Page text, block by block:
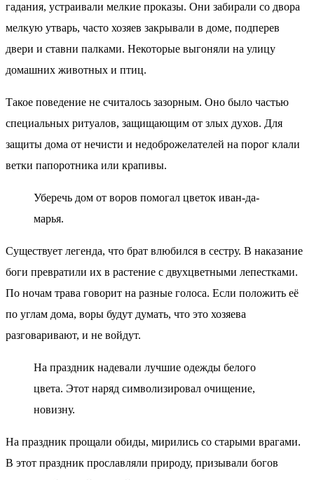
гадания, устраивали мелкие проказы. Они забирали со двора
мелкую утварь, часто хозяев закрывали в доме, подперев
двери и ставни палками. Некоторые выгоняли на улицу
домашних животных и птиц.
Такое поведение не считалось зазорным. Оно было частью
специальных ритуалов, защищающим от злых духов. Для
защиты дома от нечисти и недоброжелателей на порог клали
ветки папоротника или крапивы.
Уберечь дом от воров помогал цветок иван-да-
марья.
Существует легенда, что брат влюбился в сестру. В наказание
боги превратили их в растение с двухцветными лепестками.
По ночам трава говорит на разные голоса. Если положить её
по углам дома, воры будут думать, что это хозяева
разговаривают, и не войдут.
На праздник надевали лучшие одежды белого
цвета. Этот наряд символизировал очищение,
новизну.
На праздник прощали обиды, мирились со старыми врагами.
В этот праздник прославляли природу, призывали богов